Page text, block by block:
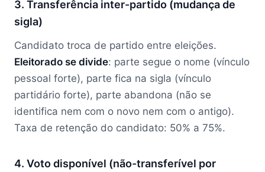
3. Transferência inter-partido (mudança de
sigla)
Candidato troca de partido entre eleições.
Eleitorado se divide: parte segue o nome (vínculo
pessoal forte), parte fica na sigla (vínculo
partidário forte), parte abandona (não se
identifica nem com o novo nem com o antigo).
Taxa de retenção do candidato: 50% a 75%.
4. Voto disponível (não-transferível por